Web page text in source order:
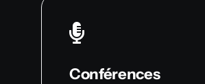
Conférences